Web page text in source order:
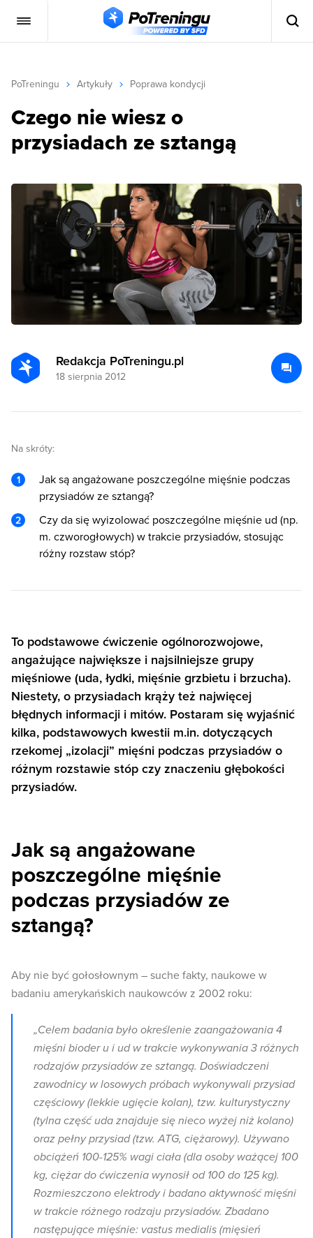
PoTreningu Artykuły Poprawa kondycji
Czego nie wiesz o
przysiadach ze sztangą
Redakcja PoTreningu.pl
18 sierpnia 2012
Na skróty:
Jak są angażowane poszczególne mięśnie podczas
przysiadów ze sztangą?
Czy da się wyizolować poszczególne mięśnie ud (np.
m. czworogłowych) w trakcie przysiadów, stosując
różny rozstaw stóp?
To podstawowe ćwiczenie ogólnorozwojowe,
angażujące największe i najsilniejsze grupy
mięśniowe (uda, łydki, mięśnie grzbietu i brzucha).
Niestety, o przysiadach krąży też najwięcej
błędnych informacji i mitów. Postaram się wyjaśnić
kilka, podstawowych kwestii m.in. dotyczących
rzekomej „izolacji” mięśni podczas przysiadów o
różnym rozstawie stóp czy znaczeniu głębokości
przysiadów.
Jak są angażowane
poszczególne mięśnie
podczas przysiadów ze
sztangą?
Aby nie być gołosłownym – suche fakty, naukowe w
badaniu amerykańskich naukowców z 2002 roku:
„Celem badania było określenie zaangażowania 4
mięśni bioder u i ud w trakcie wykonywania 3 różnych
rodzajów przysiadów ze sztangą. Doświadczeni
zawodnicy w losowych próbach wykonywali przysiad
częściowy (lekkie ugięcie kolan), tzw. kulturystyczny
(tylna część uda znajduje się nieco wyżej niż kolano)
oraz pełny przysiad (tzw. ATG, ciężarowy). Używano
obciążeń 100-125% wagi ciała (dla osoby ważącej 100
kg, ciężar do ćwiczenia wynosił od 100 do 125 kg).
Rozmieszczono elektrody i badano aktywność mięśni
w trakcie różnego rodzaju przysiadów. Zbadano
następujące mięśnie: vastus medialis (mięsień